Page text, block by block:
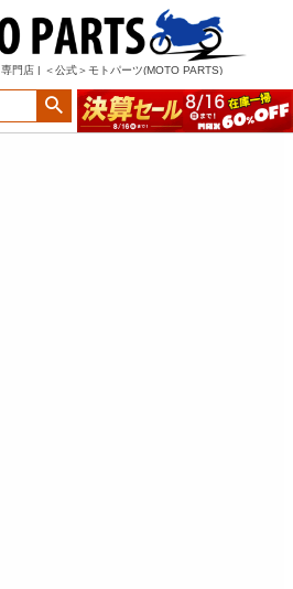
専門店 | ＜公式＞モトパーツ(MOTO PARTS)